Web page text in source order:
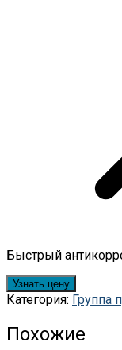
Быстрый
Узнать цену
Категория: Группа
Похожие